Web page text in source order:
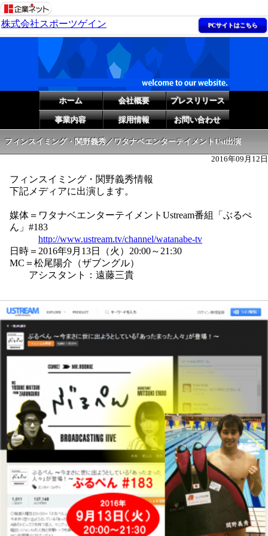
株式会社スポーツゲイン PCサイトはこちら
ホーム 会社概要 プレスリリース
事業内容 採用情報 お問い合わせ
フィンスイミング・関野義秀／ワタナベエンターテイメントUst出演
2016年09月12日
フィンスイミング・関野義秀情報
下記メディアに出演します。
媒体＝ワタナベエンターテイメントUstream番組「ぶるぺ
ん」#183
http://www.ustream.tv/channel/watanabe-tv
日時＝2016年9月13日（火）20:00～21:30
MC＝松尾陽介（ザブングル）
アシスタント：遠藤三貴